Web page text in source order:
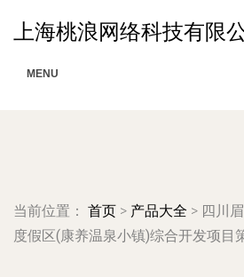
上海桃浪网络科技有限
MENU
当前位置： 首页 > 产品大全 > 四川
度假区(康养温泉小镇)综合开发项目